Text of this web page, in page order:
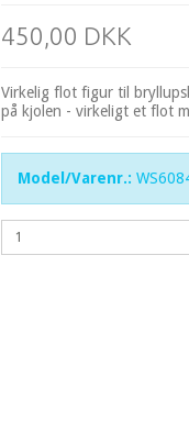
450,00 DKK
Virkelig flot figur til
på kjolen - virkeligt et flot
Model/Varenr.: